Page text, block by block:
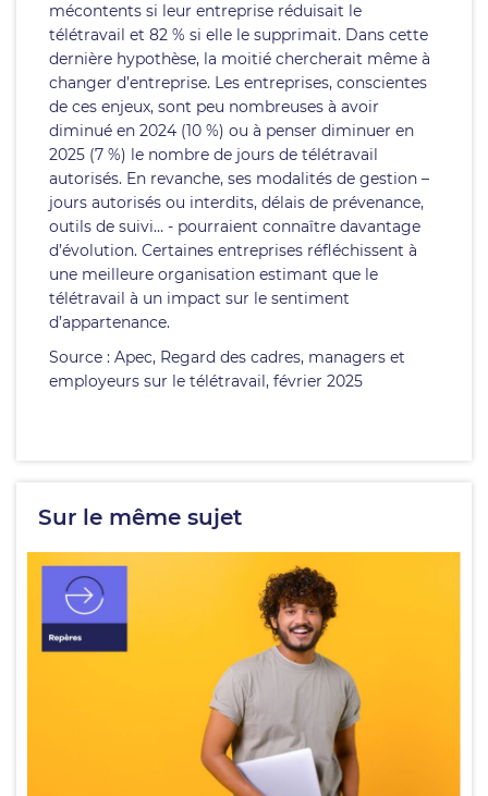
mécontents si leur entreprise réduisait le
télétravail et 82 % si elle le supprimait. Dans cette
dernière hypothèse, la moitié chercherait même à
changer d’entreprise. Les entreprises, conscientes
de ces enjeux, sont peu nombreuses à avoir
diminué en 2024 (10 %) ou à penser diminuer en
2025 (7 %) le nombre de jours de télétravail
autorisés. En revanche, ses modalités de gestion –
jours autorisés ou interdits, délais de prévenance,
outils de suivi… - pourraient connaître davantage
d’évolution. Certaines entreprises réfléchissent à
une meilleure organisation estimant que le
télétravail à un impact sur le sentiment
d’appartenance.
Source : Apec, Regard des cadres, managers et
employeurs sur le télétravail, février 2025
Sur le même sujet